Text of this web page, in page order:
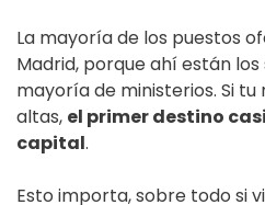
La mayoría de los puestos
Madrid, porque ahí están
mayoría de ministerios. Si tu
altas, el primer destino
capital.
Esto importa, sobre todo si